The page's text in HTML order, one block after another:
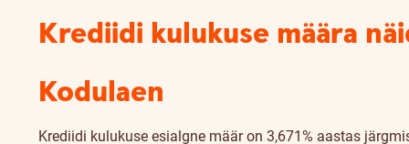
Krediidi kulukuse määra
Kodulaen
Krediidi kulukuse esialgne määr on 3,671% aastas